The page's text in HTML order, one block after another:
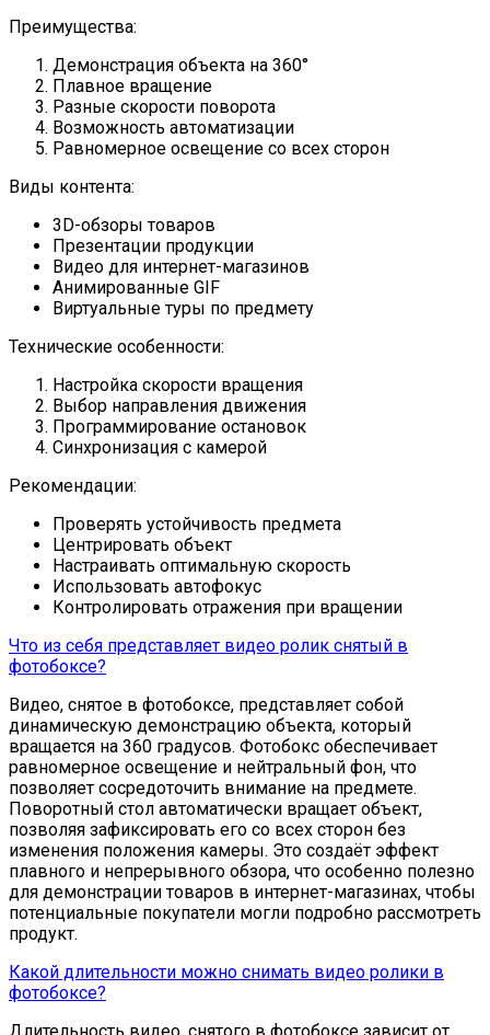
Преимущества:
Демонстрация объекта на 360°
Плавное вращение
Разные скорости поворота
Возможность автоматизации
Равномерное освещение со всех сторон
Виды контента:
3D-обзоры товаров
Презентации продукции
Видео для интернет-магазинов
Анимированные GIF
Виртуальные туры по предмету
Технические особенности:
Настройка скорости вращения
Выбор направления движения
Программирование остановок
Синхронизация с камерой
Рекомендации:
Проверять устойчивость предмета
Центрировать объект
Настраивать оптимальную скорость
Использовать автофокус
Контролировать отражения при вращении
Что из себя представляет видео ролик снятый в
фотобоксе?
Видео, снятое в фотобоксе, представляет собой
динамическую демонстрацию объекта, который
вращается на 360 градусов. Фотобокс обеспечивает
равномерное освещение и нейтральный фон, что
позволяет сосредоточить внимание на предмете.
Поворотный стол автоматически вращает объект,
позволяя зафиксировать его со всех сторон без
изменения положения камеры. Это создаёт эффект
плавного и непрерывного обзора, что особенно полезно
для демонстрации товаров в интернет-магазинах, чтобы
потенциальные покупатели могли подробно рассмотреть
продукт.
Какой длительности можно снимать видео ролики в
фотобоксе?
Длительность видео, снятого в фотобоксе зависит от